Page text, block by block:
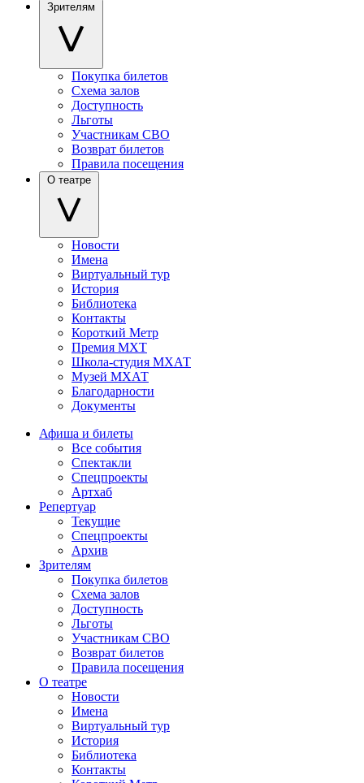
Зрителям
Покупка билетов
Схема залов
Доступность
Льготы
Участникам СВО
Возврат билетов
Правила посещения
О театре
Новости
Имена
Виртуальный тур
История
Библиотека
Контакты
Короткий Метр
Премия МХТ
Школа-студия МХАТ
Музей МХАТ
Благодарности
Документы
Афиша и билеты
Все события
Спектакли
Спецпроекты
Артхаб
Репертуар
Текущие
Спецпроекты
Архив
Зрителям
Покупка билетов
Схема залов
Доступность
Льготы
Участникам СВО
Возврат билетов
Правила посещения
О театре
Новости
Имена
Виртуальный тур
История
Библиотека
Контакты